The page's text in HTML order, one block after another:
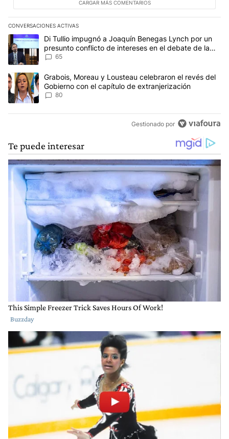
CARGAR MÁS COMENTARIOS
CONVERSACIONES ACTIVAS
Este listado muestra los artículos con más comentarios en los
Un artículo de tendencia con el título "Di Tullio impugnó a
Di Tullio impugnó a Joaquín Benegas Lynch por un
presunto conflicto de intereses en el debate de la
Ley de Tierras
65
Un artículo de tendencia con el título "Grabois, Moreau y
Grabois, Moreau y Lousteau celebraron el revés del
Gobierno con el capítulo de extranjerización
80
Gestionado por